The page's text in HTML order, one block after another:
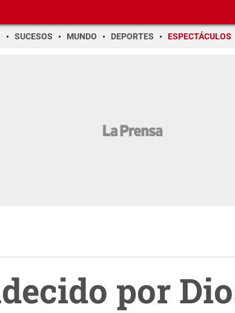
SUCESOS MUNDO DEPORTES ESPECTÁCULOS
por